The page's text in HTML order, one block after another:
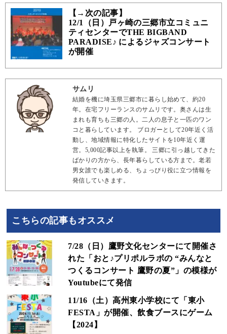
【→次の記事】
12/1（日）戸ヶ崎の三郷市立コミュニ
ティセンターでTHE BIGBAND
PARADISE♪ によるジャズコンサート
が開催
サムリ
結婚を機に埼玉県三郷市に暮らし始めて、約20
年。在宅フリーランスのサムリです。奥さんは生
まれも育ちも三郷の人。二人の息子と一匹のワン
コと暮らしています。 ブロガーとして20年近く活
動し、地域情報に特化したサイトを10年近く運
営。5,000記事以上を執筆。 三郷に引っ越してきた
ばかりの方から、長年暮らしている方まで。老若
男女誰でも楽しめる、ちょっぴり役に立つ情報を
発信していきます。
こちらの記事もオススメ
7/28（日）鷹野文化センターにて開催さ
れた「おと♪プリポルラボの “みんなと
つくるコンサート 鷹野の夏”」の模様が
Youtubeにて発信
11/16（土）高州東小学校にて「東小
FESTA」が開催、飲食ブースにゲーム
【2024】